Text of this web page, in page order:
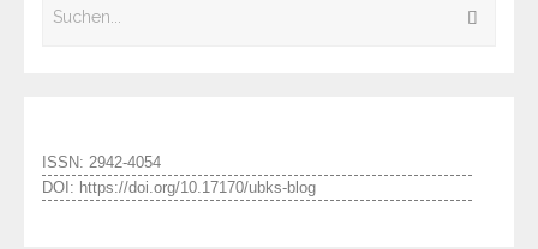
ISSN: 2942-4054
DOI: https://doi.org/10.17170/ubks-blog